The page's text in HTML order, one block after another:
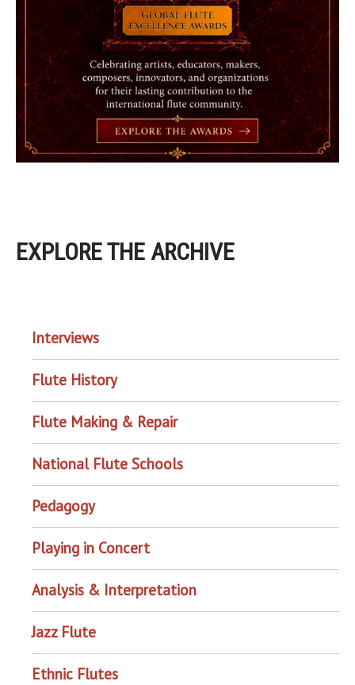
EXPLORE THE ARCHIVE
Interviews
Flute History
Flute Making & Repair
National Flute Schools
Pedagogy
Playing in Concert
Analysis & Interpretation
Jazz Flute
Ethnic Flutes